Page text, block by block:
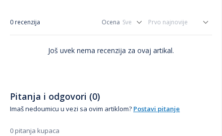
0 recenzija Ocena
Još uvek nema recenzija za ovaj artikal.
Pitanja i odgovori (0)
Imaš nedoumicu u vezi sa ovim artiklom? Postavi pitanje
0 pitanja kupaca